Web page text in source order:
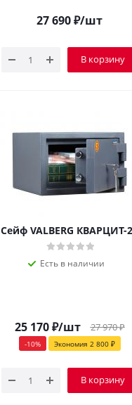
27 690₽/шт
В корзину
Сейф VALBERG КВАРЦИТ-
Есть в наличии
25 170₽/шт 27 970₽
-10% Экономия 2 800₽
В корзину